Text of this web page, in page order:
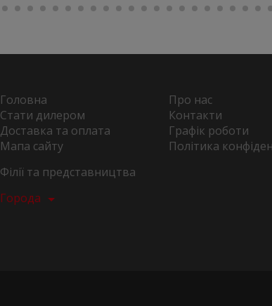
Головна
Про нас
Стати дилером
Контакти
Доставка та оплата
Графік роботи
Мапа сайту
Політика
Філії та представництва
Города